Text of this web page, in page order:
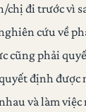
chị đi trước vì
cứu về
phải
định được
và làm